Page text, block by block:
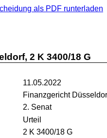
als PDF runterladen
2 K 3400/18 G
11.05.2022
Finanzgericht
2. Senat
Urteil
2 K 3400/18 G